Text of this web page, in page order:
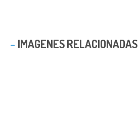
IMAGENES RELACIONADAS